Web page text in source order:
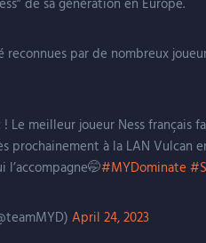
par de nombreux
! Le meilleur joueur Ness
prochainement à la LAN Vulcan
l’accompagne🤭#MYDominate
April 24, 2023